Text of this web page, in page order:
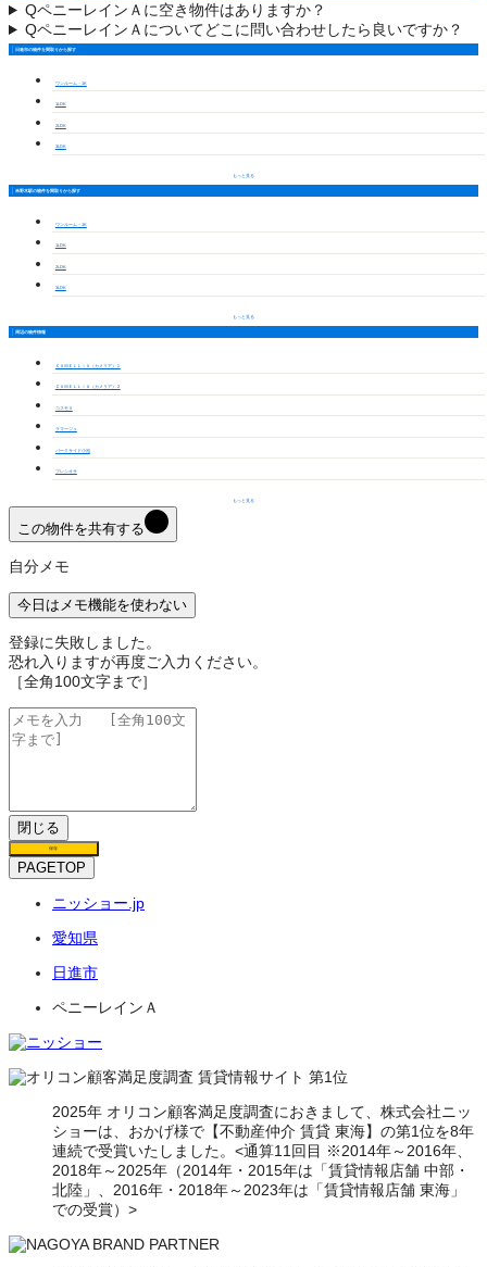
QペニーレインＡに空き物件はありますか？
QペニーレインＡについてどこに問い合わせしたら良いですか？
日進市の物件を間取りから探す
ワンルーム・1K
1LDK
2LDK
3LDK
もっと見る
米野木駅の物件を間取りから探す
ワンルーム・1K
1LDK
2LDK
3LDK
もっと見る
周辺の物件情報
ＣＡＭＥＬＬｉＡ（カメリア）１
ＣＡＭＥＬＬｉＡ（カメリア）２
コスモⅡ
ラマージュ
パークサイド小池
プレシオサ
もっと見る
この物件を共有する
自分メモ
今日はメモ機能を使わない
登録に失敗しました。
恐れ入りますが再度ご入力ください。
［全角100文字まで］
閉じる
保存
PAGETOP
ニッショー.jp
愛知県
日進市
ペニーレインＡ
2025年 オリコン顧客満足度調査におきまして、株式会社ニッ
ショーは、おかげ様で【不動産仲介 賃貸 東海】の第1位を8年
連続で受賞いたしました。<通算11回目 ※2014年～2016年、
2018年～2025年（2014年・2015年は「賃貸情報店舗 中部・
北陸」、2016年・2018年～2023年は「賃貸情報店舗 東海」
での受賞）>